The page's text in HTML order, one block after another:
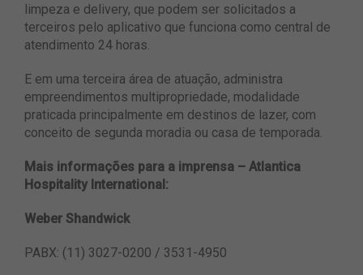
limpeza e delivery, que podem ser solicitados a
terceiros pelo aplicativo que funciona como central de
atendimento 24 horas.
E em uma terceira área de atuação, administra
empreendimentos multipropriedade, modalidade
praticada principalmente em destinos de lazer, com
conceito de segunda moradia ou casa de temporada.
Mais informações para a imprensa – Atlantica
Hospitality International:
Weber Shandwick
PABX: (11) 3027-0200 / 3531-4950